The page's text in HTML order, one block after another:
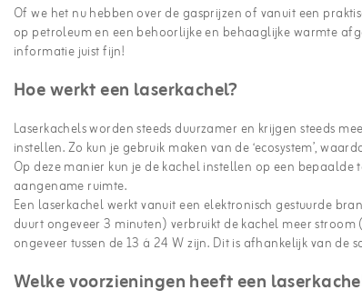
Of we het nu hebben over de gasprijzen of vanuit een
op petroleum en een behoorlijke en behaaglijke warmte
informatie juist fijn!
Hoe werkt een laserkachel?
Laserkachels worden steeds duurzamer en krijgen steeds
instellen. Zo kun je gebruik maken van de ‘ecosystem’,
Op deze manier kun je de kachel instellen op een
aangename ruimte.
Een laserkachel werkt vanuit een elektronisch gestuurde
duurt ongeveer 3 minuten) verbruikt de kachel meer
ongeveer tussen de 13 á 24 W zijn. Dit is afhankelijk van de
Welke voorzieningen heeft een